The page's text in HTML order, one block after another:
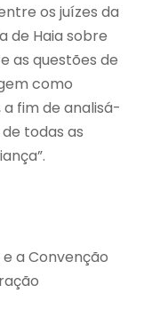
os juízes da
de Haia sobre
as questões de
como
fim de analisá-
todas as
a Convenção